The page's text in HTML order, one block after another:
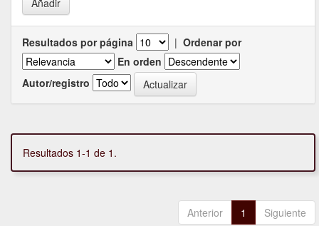
Resultados por página | Ordenar por
En orden
Autor/registro
Resultados 1-1 de 1.
Anterior 1 Siguiente